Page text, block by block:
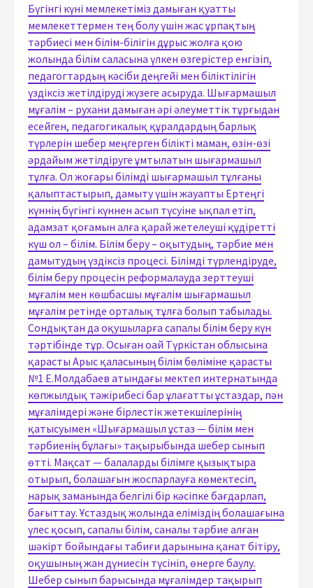
Бүгінгі күні мемлекетіміз дамыған қуатты
мемлекеттермен тең болу үшін жас ұрпақтың
тәрбиесі мен білім-білігін дұрыс жолға қою
жолында білім саласына үлкен өзгерістер енгізіп,
педагогтардың кәсіби деңгейі мен біліктілігін
үздіксіз жетілдіруді жүзеге асыруда. Шығармашыл
мұғалім – рухани дамыған әрі әлеуметтік тұрғыдан
есейген, педагогикалық құралдардың барлық
түрлерін шебер меңгерген білікті маман, өзін-өзі
әрдайым жетілдіруге ұмтылатын шығармашыл
тұлға. Ол жоғары білімді шығармашыл тұлғаны
қалыптастырып, дамыту үшін жауапты Ертеңгі
күннің бүгінгі күннен асып түсуіне ықпал етіп,
адамзат қоғамын алға қарай жетелеуші құдіретті
күш ол – білім. Білім беру – оқытудың, тәрбие мен
дамытудың үздіксіз процесі. Білімді түрлендіруде,
білім беру процесін реформалауда зерттеуші
мұғалім мен көшбасшы мұғалім шығармашыл
мұғалім ретінде орталық тұлға болып табылады.
Сондықтан да оқушыларға сапалы білім беру күн
тәртібінде тұр. Осыған оай Түркістан облысына
қарасты Арыс қаласының білім бөліміне қарасты
№1 Е.Молдабаев атындағы мектеп интернатында
көпжылдық тәжірибесі бар ұлағатты ұстаздар, пән
мұғалімдері және бірлестік жетекшілерінің
қатысуымен «Шығармашыл ұстаз — білім мен
тәрбиенің бұлағы» тақырыбында шебер сынып
өтті. Мақсат — балаларды білімге қызықтыра
отырып, болашағын жоспарлауға көмектесіп,
нарық заманында белгілі бір кәсіпке бағдарлап,
бағыттау. Ұстаздық жолында еліміздің болашағына
үлес қосып, сапалы білім, саналы тәрбие алған
шәкірт бойындағы табиғи дарынына қанат бітіру,
оқушының жан дүниесін түсініп, өнерге баулу.
Шебер сынып барысында мұғалімдер тақырып